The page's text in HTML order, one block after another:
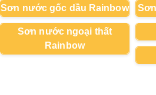
Sơn nước gốc dầu Rainbow
Sơn nước ngoại thất
Rainbow